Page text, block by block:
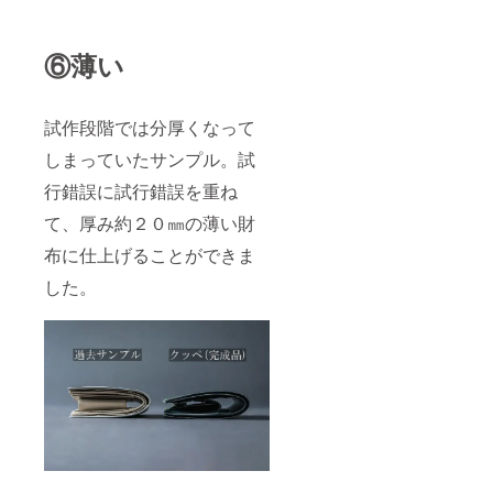
⑥薄い
試作段階では分厚くなって
しまっていたサンプル。試
行錯誤に試行錯誤を重ね
て、厚み約２０㎜の薄い財
布に仕上げることができま
した。